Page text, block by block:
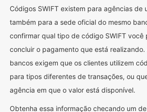
Códigos SWIFT existem para agências de
também para a sede oficial do mesmo
confirmar qual tipo de código SWIFT você
concluir o pagamento que está realizando.
bancos exigem que os clientes utilizem
para tipos diferentes de transações, ou
agência em que o valor está disponível.
Obtenha essa informação checando um